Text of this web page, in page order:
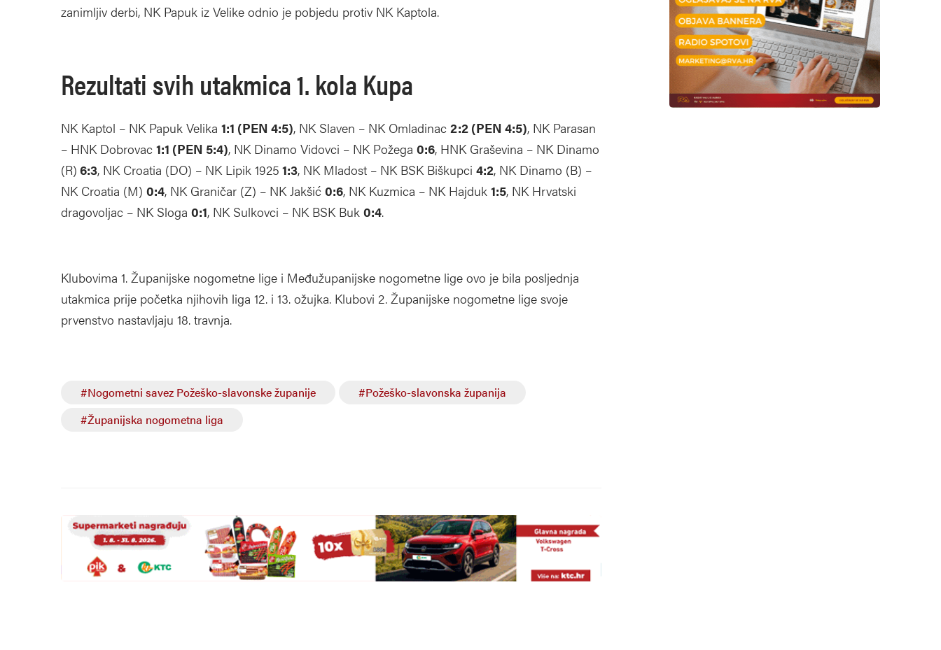
zanimljiv derbi, NK Papuk iz Velike odnio je pobjedu protiv NK Kaptola.
Rezultati svih utakmica 1. kola Kupa
NK Kaptol – NK Papuk Velika 1:1 (PEN 4:5), NK Slaven – NK Omladinac 2:2 (PEN 4:5), NK Parasan
– HNK Dobrovac 1:1 (PEN 5:4), NK Dinamo Vidovci – NK Požega 0:6, HNK Graševina – NK Dinamo
(R) 6:3, NK Croatia (DO) – NK Lipik 1925 1:3, NK Mladost – NK BSK Biškupci 4:2, NK Dinamo (B) –
NK Croatia (M) 0:4, NK Graničar (Z) – NK Jakšić 0:6, NK Kuzmica – NK Hajduk 1:5, NK Hrvatski
dragovoljac – NK Sloga 0:1, NK Sulkovci – NK BSK Buk 0:4.
Klubovima 1. Županijske nogometne lige i Međužupanijske nogometne lige ovo je bila posljednja
utakmica prije početka njihovih liga 12. i 13. ožujka. Klubovi 2. Županijske nogometne lige svoje
prvenstvo nastavljaju 18. travnja.
#Nogometni savez Požeško-slavonske županije
#Požeško-slavonska županija
#Županijska nogometna liga